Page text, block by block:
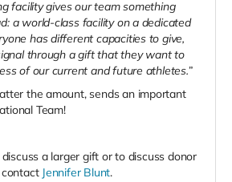
facility gives our team something
a world-class facility on a dedicated
has different capacities to give,
through a gift that they want to
of our current and future athletes.”
the amount, sends an important
Team!
a larger gift or to discuss donor
contact Jennifer Blunt.